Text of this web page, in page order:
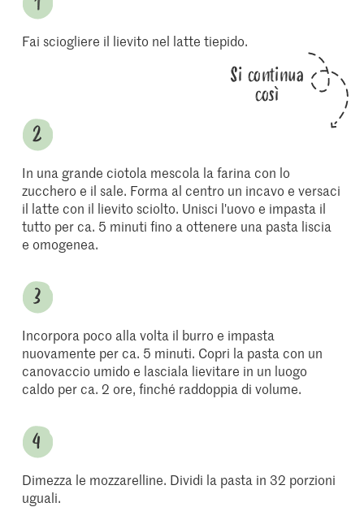
Fai sciogliere il lievito nel latte tiepido.
Si continua
così
In una grande ciotola mescola la farina con lo
zucchero e il sale. Forma al centro un incavo e versaci
il latte con il lievito sciolto. Unisci l'uovo e impasta il
tutto per ca. 5 minuti fino a ottenere una pasta liscia
e omogenea.
Incorpora poco alla volta il burro e impasta
nuovamente per ca. 5 minuti. Copri la pasta con un
canovaccio umido e lasciala lievitare in un luogo
caldo per ca. 2 ore, finché raddoppia di volume.
Dimezza le mozzarelline. Dividi la pasta in 32 porzioni
uguali.